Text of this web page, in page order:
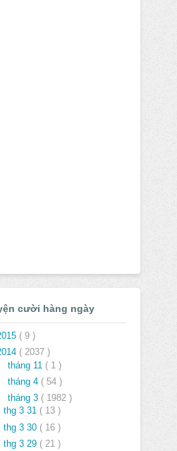
cười hàng ngày
( 9 )
( 2037 )
tháng 11 ( 1 )
tháng 4 ( 54 )
tháng 3 ( 1982 )
thg 3 31 ( 13 )
thg 3 30 ( 16 )
thg 3 29 ( 21 )